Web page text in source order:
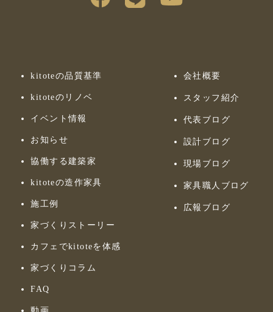
kitoteの品質基準
kitoteのリノベ
イベント情報
お知らせ
協働する建築家
kitoteの造作家具
施工例
家づくりストーリー
カフェでkitoteを体感
家づくりコラム
FAQ
会社概要
スタッフ紹介
代表ブログ
設計ブログ
現場ブログ
家具職人ブログ
広報ブログ